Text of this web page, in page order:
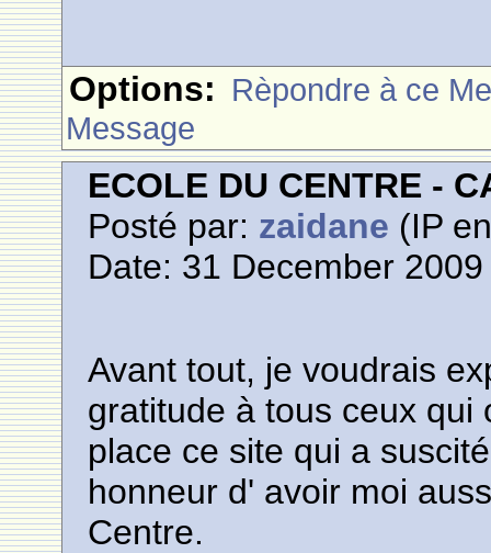
Options: Rèpondre à ce
Message
ECOLE DU CENTRE -
Posté par: zaidane (IP
Date: 31 December
Avant tout, je voudrais
gratitude à tous ceux qui
place ce site qui a
honneur d' avoir moi
Centre.